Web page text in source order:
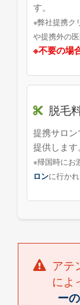
す。
※弊社提携ク
や提携外の
※不要の場
脱毛
提携サロ
提供します。
※帰国時にお
ロンに行か
アテ
によ
ー